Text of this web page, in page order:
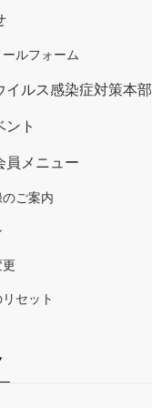
ルフォーム
イルス感染症対策本部
ント
員メニュー
ご案内
セット